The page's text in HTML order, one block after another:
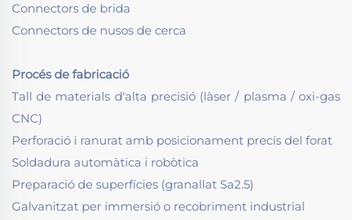
Connectors de brida
Connectors de nusos de cerca
Procés de fabricació
Tall de materials d'alta precisió (làser / plasma / oxi-gas
CNC)
Perforació i ranurat amb posicionament precís del forat
Soldadura automàtica i robòtica
Preparació de superfícies (granallat Sa2.5)
Galvanitzat per immersió o recobriment industrial